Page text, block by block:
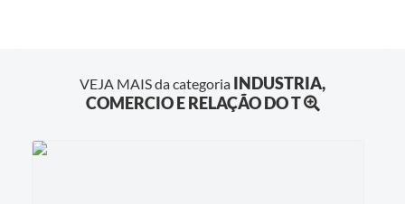
VEJA MAIS da categoria INDUSTRIA,
COMERCIO E RELAÇÃO DO T